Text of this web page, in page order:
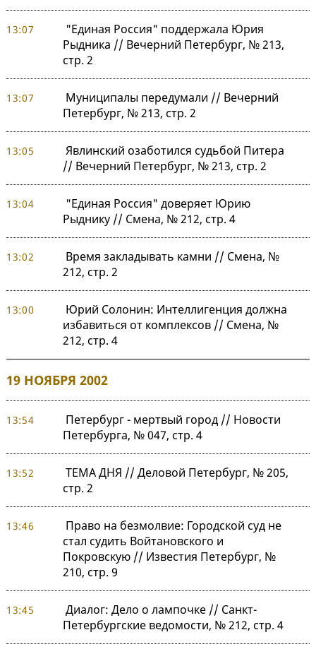
13:07
"Единая Россия" поддержала Юрия
Рыдника // Вечерний Петербург, № 213,
стр. 2
13:07
Муниципалы передумали // Вечерний
Петербург, № 213, стр. 2
13:05
Явлинский озаботился судьбой Питера
// Вечерний Петербург, № 213, стр. 2
13:04
"Единая Россия" доверяет Юрию
Рыднику // Смена, № 212, стр. 4
13:02
Время закладывать камни // Смена, №
212, стр. 2
13:00
Юрий Солонин: Интеллигенция должна
избавиться от комплексов // Смена, №
212, стр. 4
19 НОЯБРЯ 2002
13:54
Петербург - мертвый город // Новости
Петербурга, № 047, стр. 4
13:52
ТЕМА ДНЯ // Деловой Петербург, № 205,
стр. 2
13:46
Право на безмолвие: Городской суд не
стал судить Войтановского и
Покровскую // Известия Петербург, №
210, стр. 9
13:45
Диалог: Дело о лампочке // Санкт-
Петербургские ведомости, № 212, стр. 4